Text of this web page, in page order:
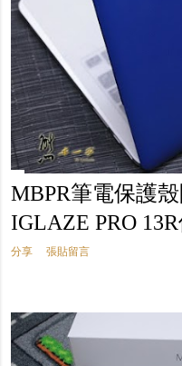
MBPR筆電保護
IGLAZE PRO
分享 張貼留言